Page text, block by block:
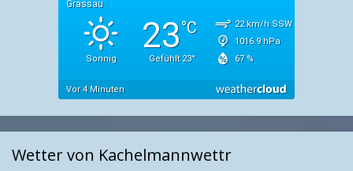
Wetter von Kachelmannwettr